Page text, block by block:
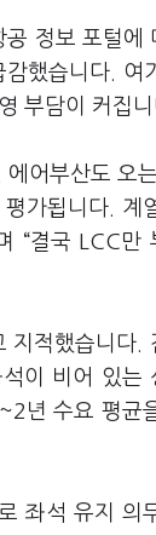
정보 포털에
했습니다. 여
부담이 커집
에어부산도 오
가됩니다. 계
“결국 LCC만
지적했습니다.
이 비어 있는
년 수요 평균
좌석 유지 의